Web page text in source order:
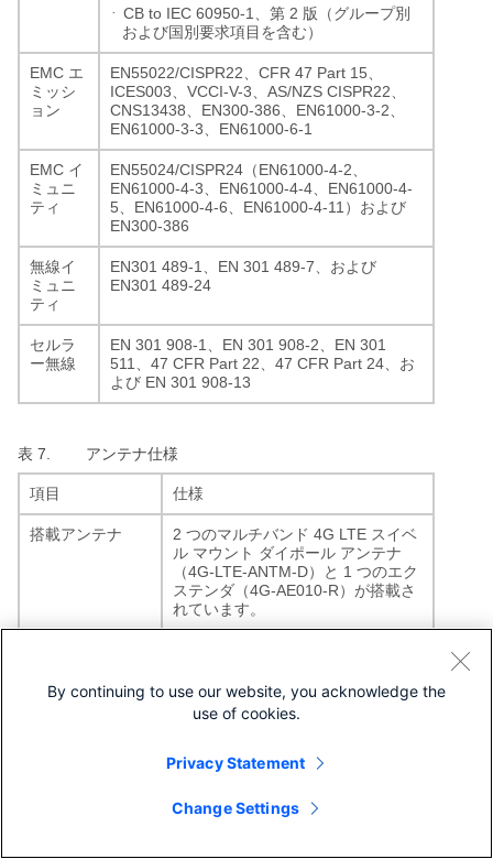
· CB to IEC 60950-1 、第 2 版（グループ別
および国別要求項目を含む）
EMC エ
ミッシ
ョン
EN55022/CISPR22 CFR 47 Part 15
ICES003 VCCI-V-3 AS/NZS CISPR22
CNS13438 EN300-386 EN61000-3-2
EN61000-3-3 EN61000-6-1
EMC イ
ミュニ
ティ
EN55024/CISPR24 （ EN61000-4-2
EN61000-4-3 EN61000-4-4
EN61000-4-
5
EN61000-4-6 EN61000-4-11 ）および
EN300-386
無線イ
ミュニ
ティ
EN301 489-1 EN 301 489-7 、および
EN301 489-24
セルラ
ー無線
EN 301 908-1 EN 301 908-2
EN 301
511
47 CFR Part 22 47 CFR Part 24 、お
よび EN 301 908-13
表 7. アンテナ仕様
項目 仕様
搭載アンテナ 2 つのマルチバンド 4G LTE スイベ
ル マウント ダイポール アンテナ
（4G-LTE-ANTM-D）と 1 つのエク
ステンダ（4G-AE010-R ）が搭載さ
れています。
テナ）Multiple
Input Multiple
説明：
テナ
電気的仕様：
By continuing to use our website, you acknowledge the
use of cookies.
Privacy Statement
Change Settings